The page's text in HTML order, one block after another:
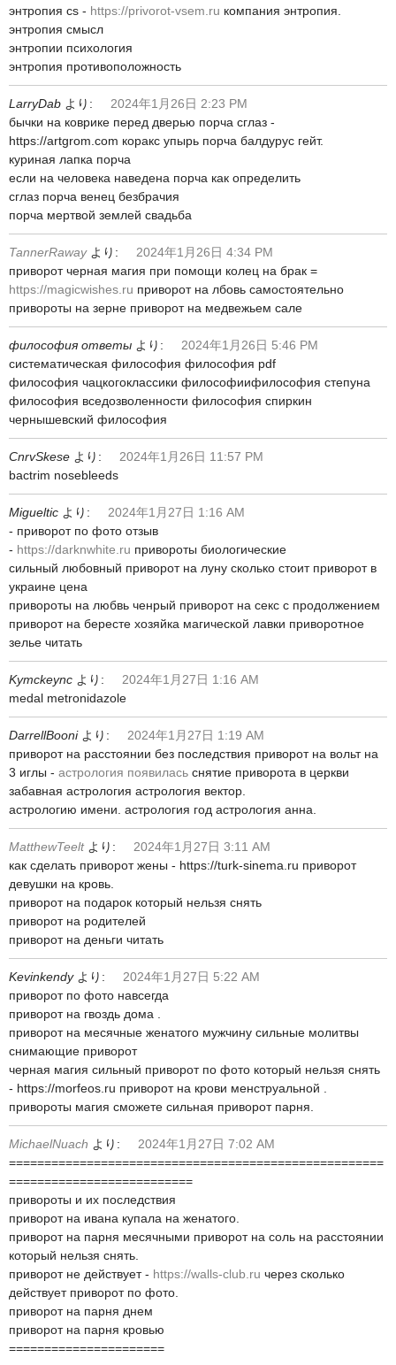
энтропия cs - https://privorot-vsem.ru компания энтропия.
энтропия смысл
энтропии психология
энтропия противоположность
LarryDab より:
2024年1月26日 2:23 PM
бычки на коврике перед дверью порча сглаз -
https://artgrom.com коракс упырь порча балдурус гейт.
куриная лапка порча
если на человека наведена порча как определить
сглаз порча венец безбрачия
порча мертвой землей свадьба
TannerRaway より:
2024年1月26日 4:34 PM
приворот черная магия при помощи колец на брак =
https://magicwishes.ru приворот на лбовь самостоятельно
привороты на зерне приворот на медвежьем сале
философия ответы より:
2024年1月26日 5:46 PM
систематическая философия философия pdf
философия чацкогоклассики философиифилософия степуна
философия вседозволенности философия спиркин
чернышевский философия
CnrvSkese より:
2024年1月26日 11:57 PM
bactrim nosebleeds
Migueltic より:
2024年1月27日 1:16 AM
- приворот по фото отзыв
- https://darknwhite.ru привороты биологические
сильный любовный приворот на луну сколько стоит приворот в
украине цена
привороты на любвь ченрый приворот на секс с продолжением
приворот на бересте хозяйка магической лавки приворотное
зелье читать
Kymckeync より:
2024年1月27日 1:16 AM
medal metronidazole
DarrellBooni より:
2024年1月27日 1:19 AM
приворот на расстоянии без последствия приворот на вольт на
3 иглы - астрология появилась снятие приворота в церкви
забавная астрология астрология вектор.
астрологию имени. астрология год астрология анна.
MatthewTeelt より:
2024年1月27日 3:11 AM
как сделать приворот жены - https://turk-sinema.ru приворот
девушки на кровь.
приворот на подарок который нельзя снять
приворот на родителей
приворот на деньги читать
Kevinkendy より:
2024年1月27日 5:22 AM
приворот по фото навсегда
приворот на гвоздь дома .
приворот на месячные женатого мужчину сильные молитвы
снимающие приворот
черная магия сильный приворот по фото который нельзя снять
- https://morfeos.ru приворот на крови менструальной .
привороты магия сможете сильная приворот парня.
MichaelNuach より:
2024年1月27日 7:02 AM
=====================================================
==========================
привороты и их последствия
приворот на ивана купала на женатого.
приворот на парня месячными приворот на соль на расстоянии
который нельзя снять.
приворот не действует - https://walls-club.ru через сколько
действует приворот по фото.
приворот на парня днем
приворот на парня кровью
======================